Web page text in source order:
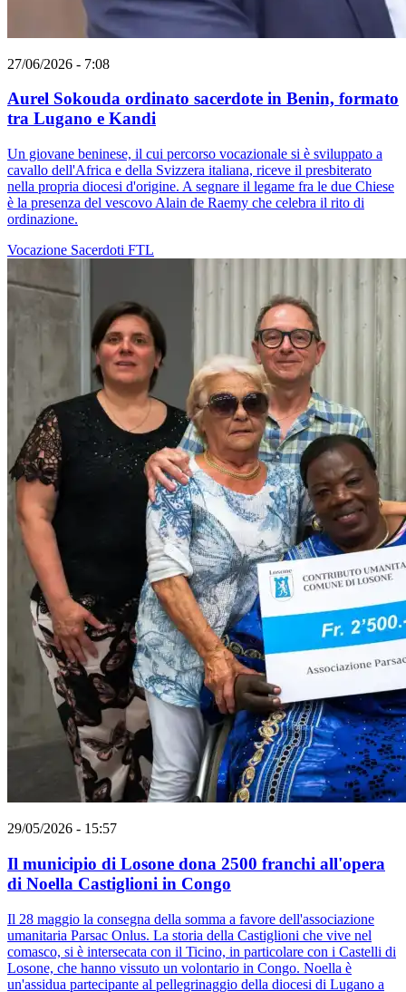
27/06/2026 - 7:08
Aurel Sokouda ordinato sacerdote in Benin, formato
tra Lugano e Kandi
Un giovane beninese, il cui percorso vocazionale si è sviluppato a
cavallo dell'Africa e della Svizzera italiana, riceve il presbiterato
nella propria diocesi d'origine. A segnare il legame fra le due Chiese
è la presenza del vescovo Alain de Raemy che celebra il rito di
ordinazione.
Vocazione Sacerdoti FTL
29/05/2026 - 15:57
Il municipio di Losone dona 2500 franchi all'opera
di Noella Castiglioni in Congo
Il 28 maggio la consegna della somma a favore dell'associazione
umanitaria Parsac Onlus. La storia della Castiglioni che vive nel
comasco, si è intersecata con il Ticino, in particolare con i Castelli di
Losone, che hanno vissuto un volontario in Congo. Noella è
un'assidua partecipante al pellegrinaggio della diocesi di Lugano a